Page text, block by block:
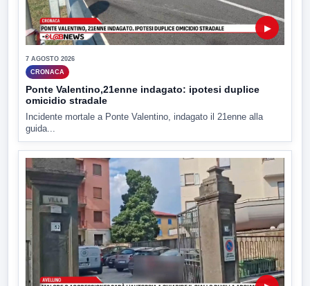
▶
7 AGOSTO 2026
CRONACA
Ponte Valentino,21enne indagato: ipotesi duplice
omicidio stradale
Incidente mortale a Ponte Valentino, indagato il 21enne alla
guida...